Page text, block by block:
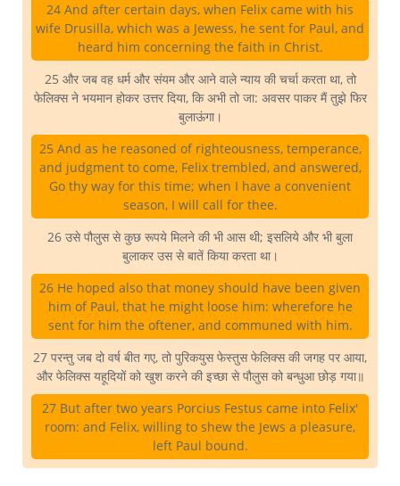
24 And after certain days, when Felix came with his
wife Drusilla, which was a Jewess, he sent for Paul, and
heard him concerning the faith in Christ.
25 और जब वह धर्म और संयम और आने वाले न्याय की चर्चा करता था, तो
फेलिक्स ने भयमान होकर उत्तर दिया, कि अभी तो जा: अवसर पाकर मैं तुझे फिर
बुलाऊंगा।
25 And as he reasoned of righteousness, temperance,
and judgment to come, Felix trembled, and answered,
Go thy way for this time; when I have a convenient
season, I will call for thee.
26 उसे पौलुस से कुछ रूपये मिलने की भी आस थी; इसलिये और भी बुला
बुलाकर उस से बातें किया करता था।
26 He hoped also that money should have been given
him of Paul, that he might loose him: wherefore he
sent for him the oftener, and communed with him.
27 परन्तु जब दो वर्ष बीत गए, तो पुरिकयुस फेस्तुस फेलिक्स की जगह पर आया,
और फेलिक्स यहूदियों को खुश करने की इच्छा से पौलुस को बन्धुआ छोड़ गया॥
27 But after two years Porcius Festus came into Felix'
room: and Felix, willing to shew the Jews a pleasure,
left Paul bound.